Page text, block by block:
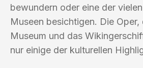
bewundern oder eine der
Museen besichtigen. Die
Museum und das
nur einige der kulturellen